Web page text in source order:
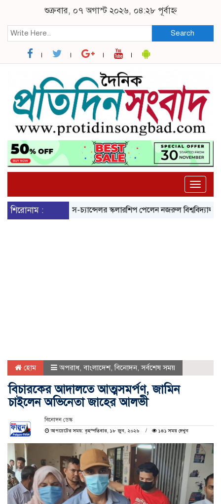
শুক্রবার, ০৭ অগাস্ট ২০২৬, ০৪:২৮ পূর্বাহ্ন
Search
Toggle
শিরোনাম :
বিশ্ববিদ্যালয়ে ভাইস-চ্যান্সেলর স্কলারশিপ পেলেন নজরুল বিশ্ববিদ্যালয়ের
হোম অপরাধ,বাংলাদেশ,বিনোদন ,সর্বশেষ সময়
বিচারকের আদালতে আত্মসমর্পণ, জামিন
চাইলেন অভিনেতা জাহের আলভী
বিনোদন ডেস্ক
আপডেটের সময়: বৃহস্পতিবার, ১৮ জুন, ২০২৬
১৪১ সময় দেখুন